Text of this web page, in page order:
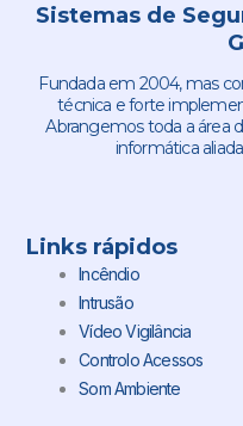
Sistemas de
Fundada em 2004, mas
técnica e forte
Abrangemos toda a área
informática
Links rápidos
Incêndio
Intrusão
Vídeo Vigilância
Controlo Acessos
Som Ambiente